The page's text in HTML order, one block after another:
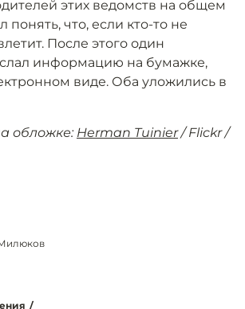
этих ведомств на общем
понять, что, если кто-то не
После этого один
информацию на бумажке,
виде. Оба уложились в
обложке: Herman Tuinier/ Flickr /
/